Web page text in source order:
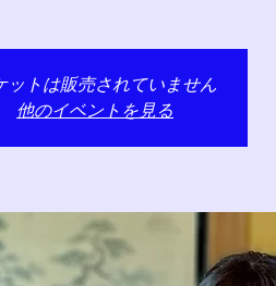
ットは販売されていません
他のイベントを見る